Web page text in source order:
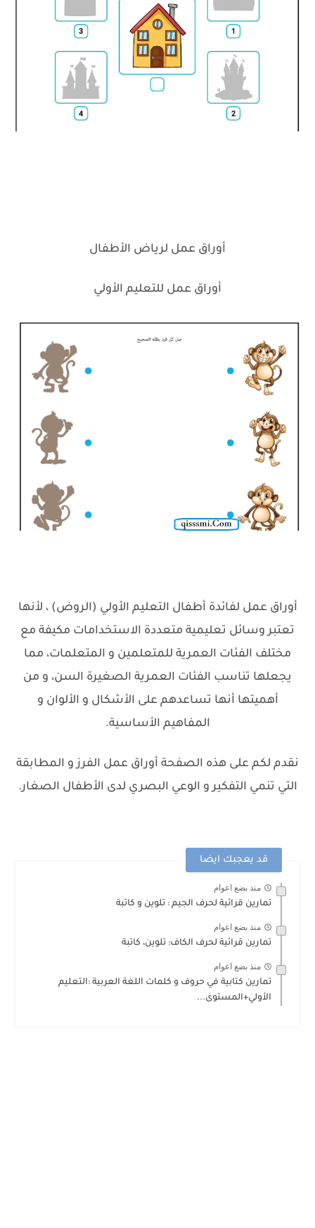
أوراق عمل لرياض الأطفال
أوراق عمل للتعليم الأولي
أوراق عمل لفائدة أطفال التعليم الأولي (الروض) ، لأنها
تعتبر وسائل تعليمية متعددة الاستخدامات مكيفة مع
مختلف الفئات العمرية للمتعلمين و المتعلمات، مما
يجعلها تناسب الفئات العمرية الصغيرة السن، و من
أهميتها أنها تساعدهم على الأشكال و الألوان و
المفاهيم الأساسية.
نقدم لكم على هذه الصفحة أوراق عمل الفرز و المطابقة
التي تنمي التفكير و الوعي البصري لدى الأطفال الصغار.
قد يعجبك ايضا
منذ بضع اعوام
تمارين قرائية لحرف الجيم : تلوين و كاتبة
منذ بضع اعوام
تمارين قرائية لحرف الكاف: تلوين، كاتبة
منذ بضع اعوام
تمارين كتابية في حروف و كلمات اللغة العربية :التعليم
الأولي+المستوى...